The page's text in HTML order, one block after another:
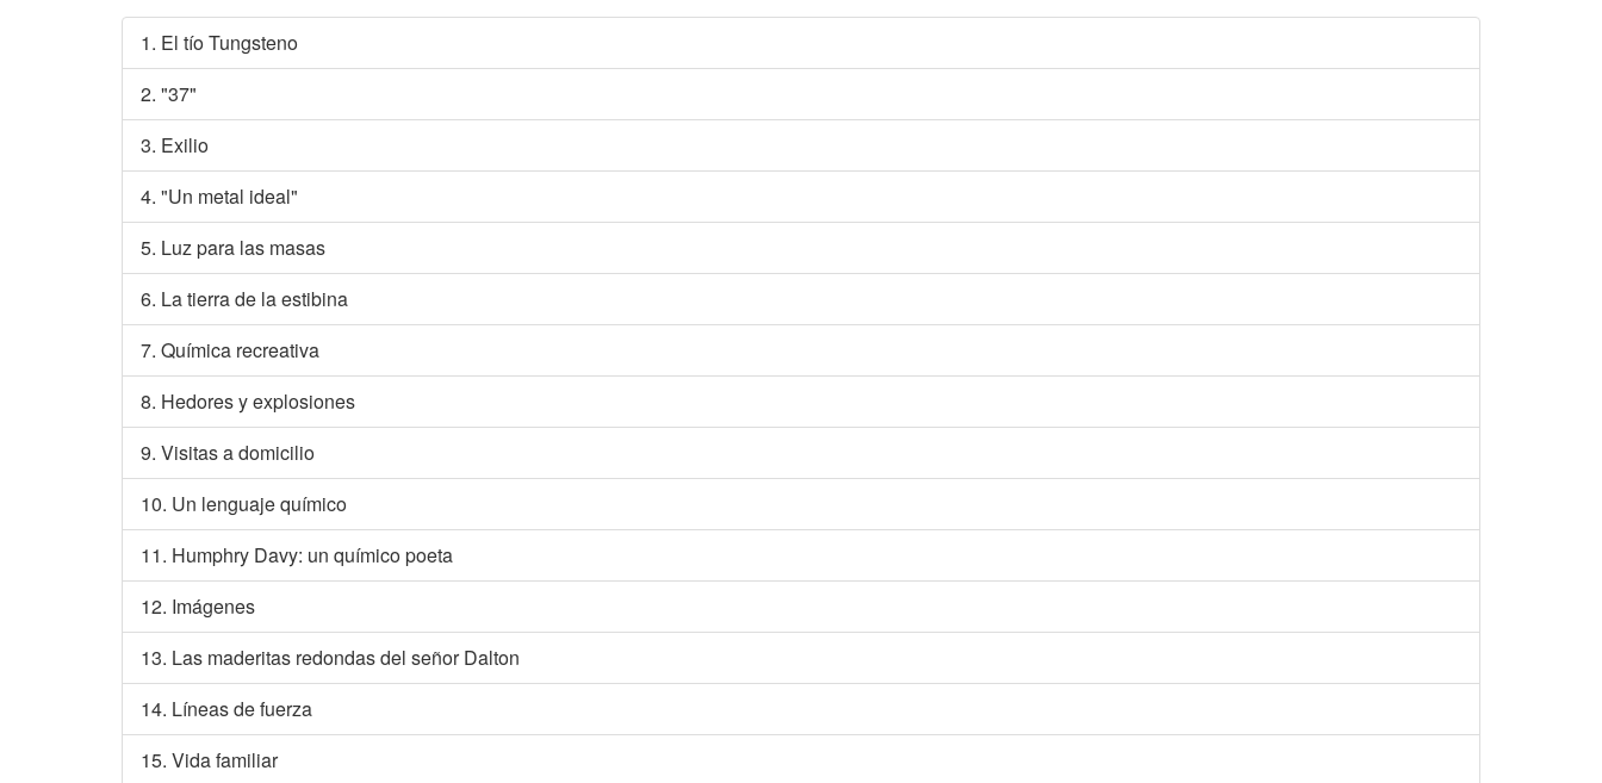
1. El tío Tungsteno
2. "37"
3. Exilio
4. "Un metal ideal"
5. Luz para las masas
6. La tierra de la estibina
7. Química recreativa
8. Hedores y explosiones
9. Visitas a domicilio
10. Un lenguaje químico
11. Humphry Davy: un químico poeta
12. Imágenes
13. Las maderitas redondas del señor Dalton
14. Líneas de fuerza
15. Vida familiar